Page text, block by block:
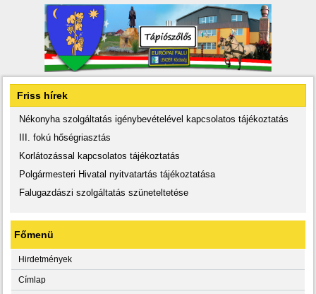
Friss hírek
Nékonyha szolgáltatás igénybevételével kapcsolatos tájékoztatás
III. fokú hőségriasztás
Korlátozással kapcsolatos tájékoztatás
Polgármesteri Hivatal nyitvatartás tájékoztatása
Falugazdászi szolgáltatás szüneteltetése
Főmenü
Hirdetmények
Címlap